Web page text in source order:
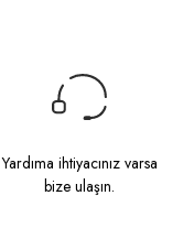
Yardıma ihtiyacınız varsa
bize ulaşın.